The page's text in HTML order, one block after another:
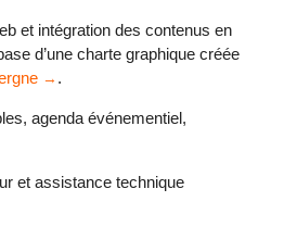
et intégration des contenus en
d’une charte graphique créée
.
agenda événementiel,
et assistance technique